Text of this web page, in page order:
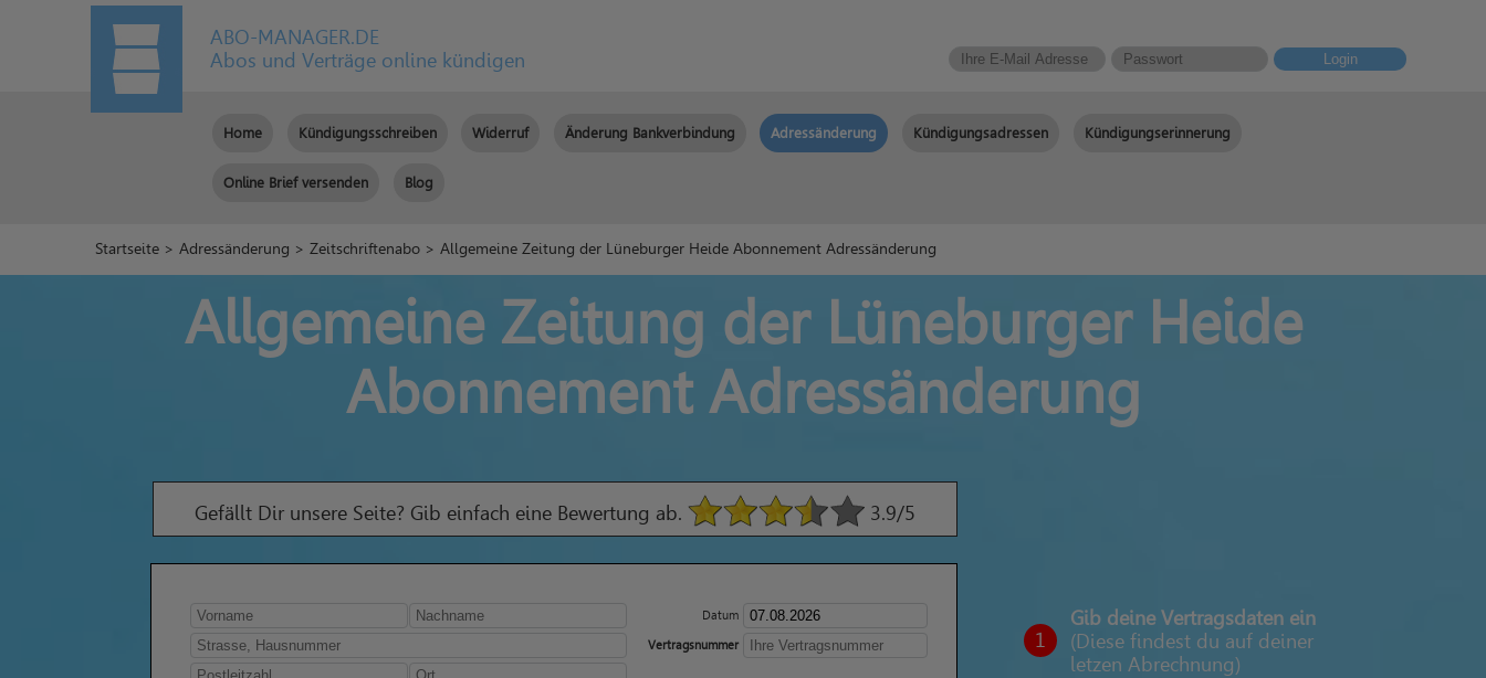
ABO-MANAGER.DE
Abos und Verträge online kündigen
Login
Home Kündigungsschreiben Widerruf Änderung Bankverbindung Adressänderung Kündigungsadressen Kündigungserinnerung
Online Brief versenden Blog
Startseite >Adressänderung >Zeitschriftenabo > Allgemeine Zeitung der Lüneburger Heide Abonnement Adressänderung
Allgemeine Zeitung der Lüneburger Heide
Abonnement Adressänderung
Gefällt Dir unsere Seite? Gib einfach eine Bewertung ab. 3.9/5
Datum
Vertragsnummer
1
Gib deine Vertragsdaten ein
(Diese findest du auf deiner
letzen Abrechnung)